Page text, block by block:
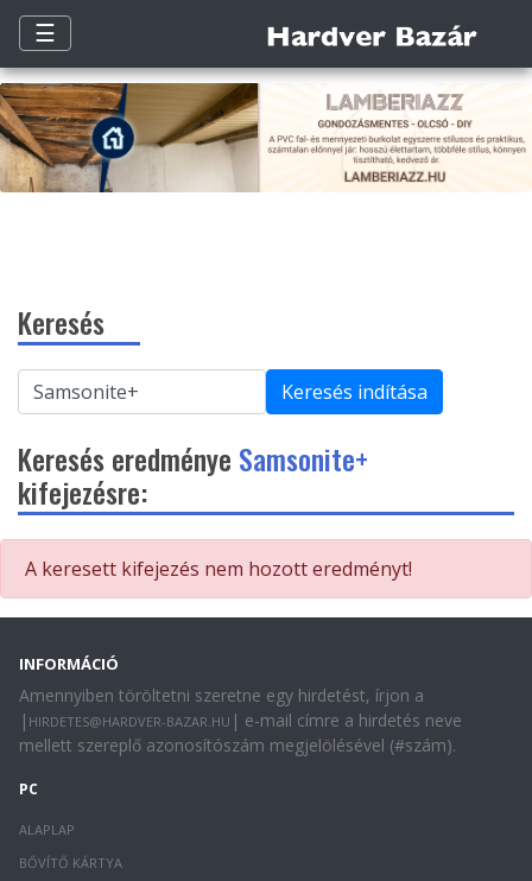
☰
Keresés
Keresés indítása
Keresés eredménye Samsonite+
kifejezésre:
A keresett kifejezés nem hozott eredményt!
INFORMÁCIÓ
Amennyiben töröltetni szeretne egy hirdetést, írjon a
| HIRDETES@HARDVER-BAZAR.HU | e-mail címre a hirdetés neve
mellett szereplő azonosítószám megjelölésével (#szám).
PC
ALAPLAP
BŐVÍTŐ KÁRTYA